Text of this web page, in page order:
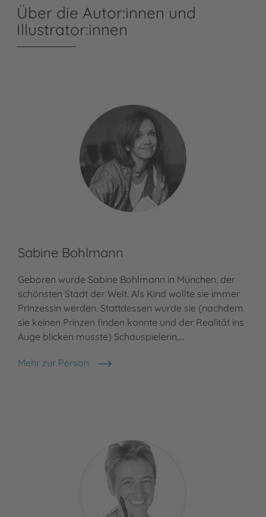
Über die Autor:innen und
Illustrator:innen
Sabine Bohlmann
Geboren wurde Sabine Bohlmann in München, der
schönsten Stadt der Welt. Als Kind wollte sie immer
Prinzessin werden. Stattdessen wurde sie (nachdem
sie keinen Prinzen finden konnte und der Realität ins
Auge blicken musste) Schauspielerin,…
Mehr zur Person
Sabine Bohlmann